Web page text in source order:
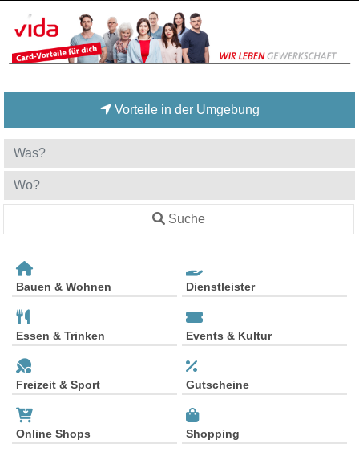
Vorteile in der Umgebung
Suche
Bauen & Wohnen Dienstleister
Essen & Trinken Events & Kultur
Freizeit & Sport Gutscheine
Online Shops Shopping